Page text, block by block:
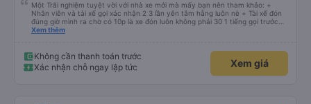
Một Trãi nghiệm tuyệt vời với nhà xe mới mà mấy bạn nên tham khảo: +
Nhân viên và tài xế gọi xác nhận 2 3 lần yên tâm hẵng luôn nè + Tài xế đón
đúng giờ mình ra chờ có 10p là xe đón luôn không phải 30 1 tiếng gọi trước
đợi cực + Xe mới, xịn, thơm và Đặt biệt là cực kỳ ưng mền gối trên xe luôn
trên không bị vướng chân như các xe khác mình từng đi + Tài xế lơ xe nhiệt
tình hỗ trợ hỏi đón trả cực bao nhiệt tình nhẹ nhàn luôn nha + Trên xe còn
có bánh nước, khăn lạnh. Tới trạm tài xế còn tinh ý chuẩn bị thêm khăn lạnh
Xem thêm
Không cần thanh toán trước
Xác nhận chỗ ngay lập tức
Xem giá